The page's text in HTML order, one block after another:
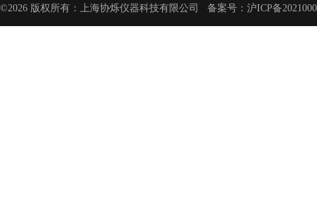
©2026 版权所有：上海协烁仪器科技有限公司 备案号： 沪ICP备